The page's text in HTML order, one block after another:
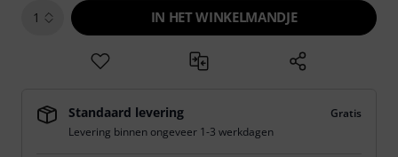
1 IN HET WINKELMANDJE
Standaard levering
Gratis
Levering binnen ongeveer 1-3 werkdagen